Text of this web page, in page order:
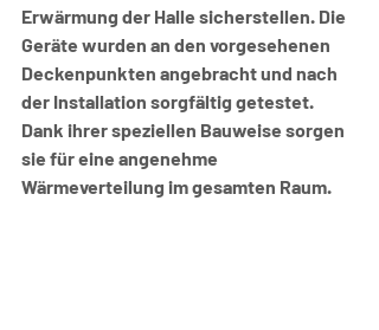
Erwärmung der Halle sicherstellen. Die
Geräte wurden an den vorgesehenen
Deckenpunkten angebracht und nach
der Installation sorgfältig getestet.
Dank ihrer speziellen Bauweise sorgen
sie für eine angenehme
Wärmeverteilung im gesamten Raum.